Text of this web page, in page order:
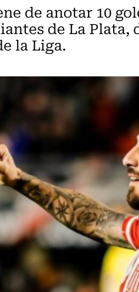
de anotar 10
de La Plata,
la Liga.